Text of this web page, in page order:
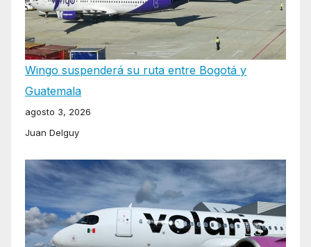
Wingo suspenderá su ruta entre Bogotá y
Guatemala
agosto 3, 2026
Juan Delguy